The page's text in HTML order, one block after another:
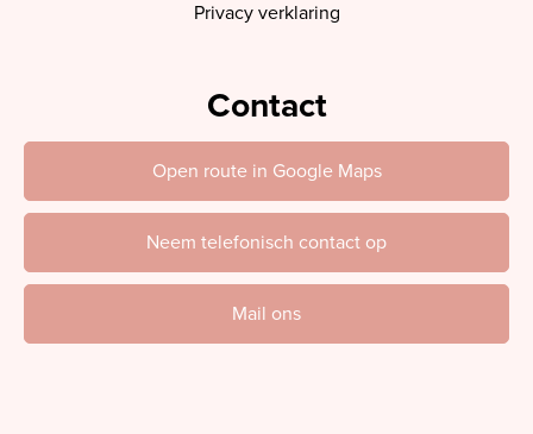
Privacy verklaring
Contact
Open route in Google Maps
Neem telefonisch contact op
Mail ons